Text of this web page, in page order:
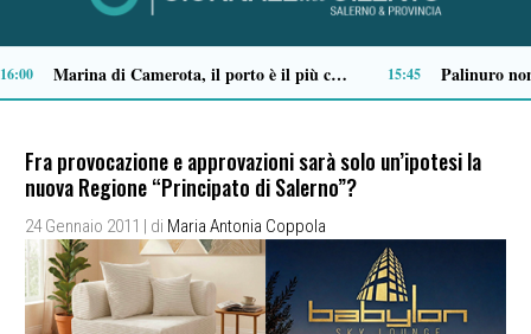
09:03 Ordigno bellico riaffiora in un terreno di Battipaglia: scatta la messa in sicurezza 09:01
Fra provocazione e approvazioni sarà solo un’ipotesi la
nuova Regione “Principato di Salerno”?
24 Gennaio 2011 | di Maria Antonia Coppola